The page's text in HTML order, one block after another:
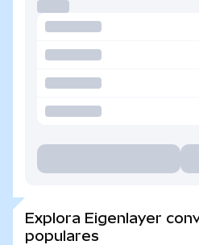
Explora Eigenlayer
populares